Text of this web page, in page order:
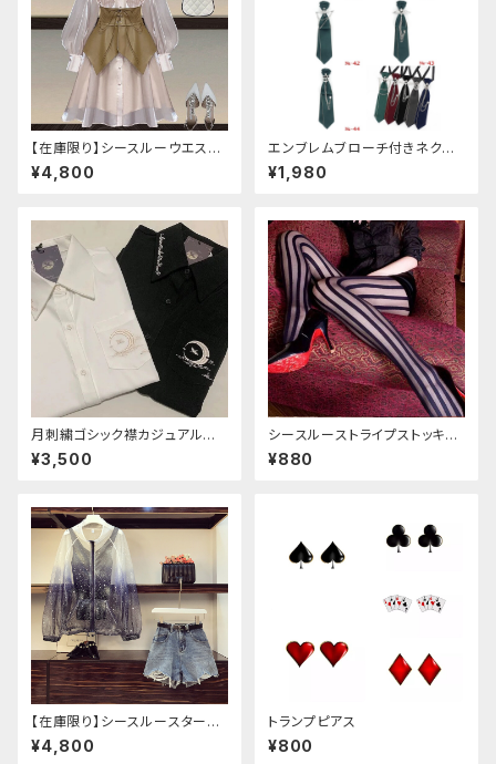
【在庫限り】シースルーウエスト
ベルトワンピースセットアップ（ラ
イトピンク：Lサイズ
¥4,800
エンブレムブローチ付きネクタ
イ(グリーン)
¥1,980
月刺繍ゴシック襟カジュアルブラ
ウス(長袖)
¥3,500
シースルーストライプストッキン
グ
¥880
【在庫限り】シースルースターリ
ージャケットデニムパンツセット
アップ
¥4,800
トランプピアス
¥800